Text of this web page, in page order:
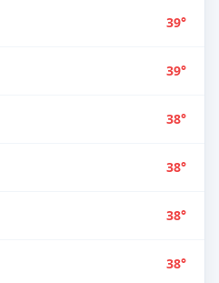
39°
39°
38°
38°
38°
38°